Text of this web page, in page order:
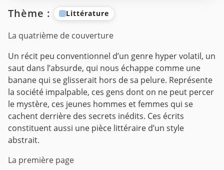
Thème : Littérature
La quatrième de couverture
Un récit peu conventionnel d’un genre hyper volatil, un
saut dans l’absurde, qui nous échappe comme une
banane qui se glisserait hors de sa pelure. Représente
la société impalpable, ces gens dont on ne peut percer
le mystère, ces jeunes hommes et femmes qui se
cachent derrière des secrets inédits. Ces écrits
constituent aussi une pièce littéraire d’un style
abstrait.
La première page